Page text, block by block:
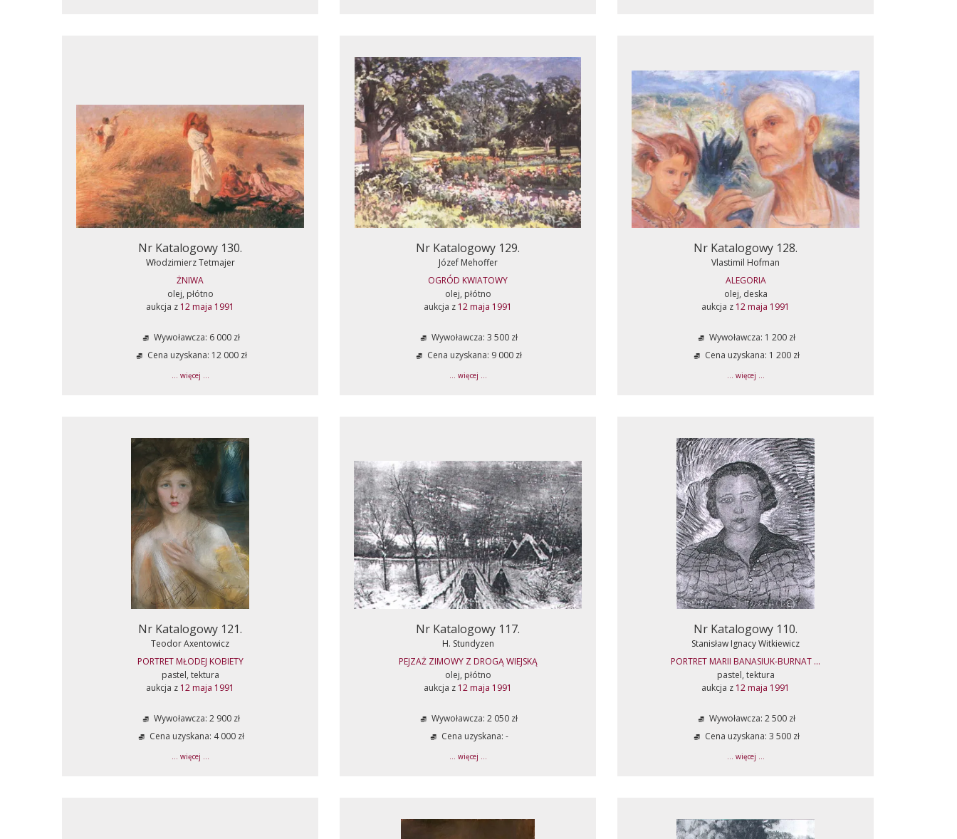
Nr Katalogowy 130.
Włodzimierz Tetmajer
ŻNIWA
olej, płótno
aukcja z 12 maja 1991
Wywoławcza: 6 000 zł
Cena uzyskana: 12 000 zł
... więcej ...
Nr Katalogowy 129.
Józef Mehoffer
OGRÓD KWIATOWY
olej, płótno
aukcja z 12 maja 1991
Wywoławcza: 3 500 zł
Cena uzyskana: 9 000 zł
... więcej ...
Nr Katalogowy 128.
Vlastimil Hofman
ALEGORIA
olej, deska
aukcja z 12 maja 1991
Wywoławcza: 1 200 zł
Cena uzyskana: 1 200 zł
... więcej ...
Nr Katalogowy 121.
Teodor Axentowicz
PORTRET MŁODEJ KOBIETY
pastel, tektura
aukcja z 12 maja 1991
Wywoławcza: 2 900 zł
Cena uzyskana: 4 000 zł
... więcej ...
Nr Katalogowy 117.
H. Stundyzen
PEJZAŻ ZIMOWY Z DROGĄ WIEJSKĄ
olej, płótno
aukcja z 12 maja 1991
Wywoławcza: 2 050 zł
Cena uzyskana: -
... więcej ...
Nr Katalogowy 110.
Stanisław Ignacy Witkiewicz
PORTRET MARII BANASIUK-BURNAT ...
pastel, tektura
aukcja z 12 maja 1991
Wywoławcza: 2 500 zł
Cena uzyskana: 3 500 zł
... więcej ...